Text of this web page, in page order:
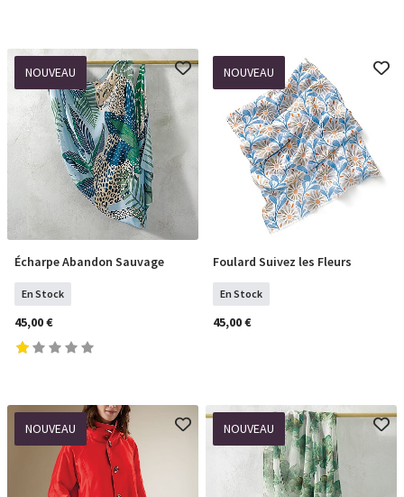
NOUVEAU
COMMANDER
Écharpe Abandon Sauvage
En Stock
45,00 €
NOUVEAU
COMMANDER
Foulard Suivez les Fleurs
En Stock
45,00 €
NOUVEAU NOUVEAU